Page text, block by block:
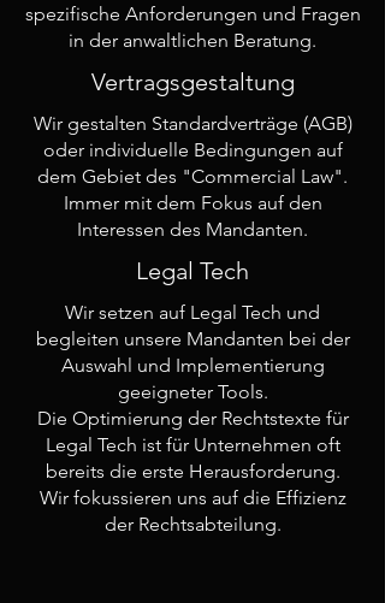
spezifische Anforderungen und Fragen
in der anwaltlichen Beratung.
Vertragsgestaltung
Wir gestalten Standardverträge (AGB)
oder individuelle Bedingungen auf
dem Gebiet des "Commercial Law".
Immer mit dem Fokus auf den
Interessen des Mandanten.
Legal Tech
Wir setzen auf Legal Tech und
begleiten unsere Mandanten bei der
Auswahl und Implementierung
geeigneter Tools.
Die Optimierung der Rechtstexte für
Legal Tech ist für Unternehmen oft
bereits die erste Herausforderung.
Wir fokussieren uns auf die Effizienz
der Rechtsabteilung.